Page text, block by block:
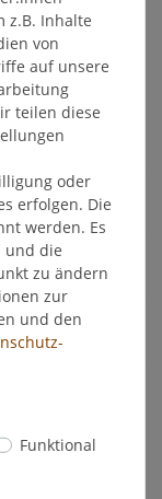
z.B. Inhalte
von
auf unsere
teilen diese
oder
erfolgen. Die
werden. Es
und die
zu ändern
zur
und den
Funktional